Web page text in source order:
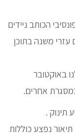
הכותב ניידים
משנה בתוכן
באוקטובר
אחרים.
תינוק .
נפצע כוללות